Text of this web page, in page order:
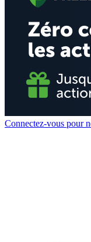
Connectez-vous pour